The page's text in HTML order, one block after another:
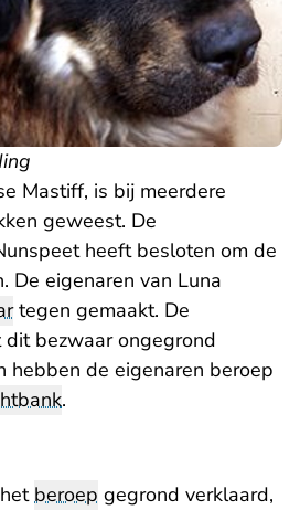
Mastiff, is bij meerdere
geweest. De
heeft besloten om de
De eigenaren van Luna
tegen gemaakt. De
bezwaar ongegrond
hebben de eigenaren beroep
.
beroep gegrond verklaard,